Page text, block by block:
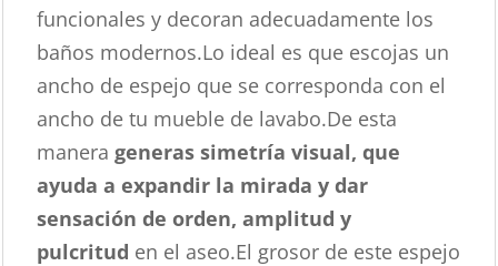
funcionales y decoran adecuadamente los
baños modernos.Lo ideal es que escojas un
ancho de espejo que se corresponda con el
ancho de tu mueble de lavabo.De esta
manerageneras simetría visual, que
ayuda a expandir la mirada y dar
sensación de orden, amplitud y
pulcritud en el aseo.El grosor de este espejo